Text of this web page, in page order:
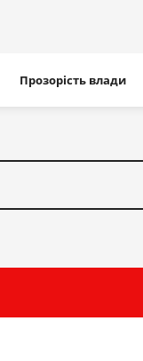
Прозорість влади